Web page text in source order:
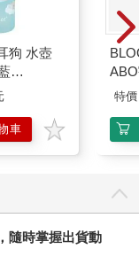
狗 水壺
車
特價
隨時掌握出貨動